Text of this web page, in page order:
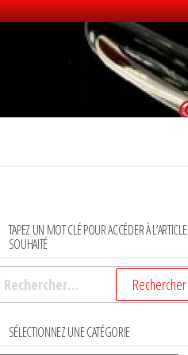
TAPEZ UN MOT CLÉ POUR ACCÉDER À L’ARTICLE
SOUHAITÉ
Rechercher :
SÉLECTIONNEZ UNE CATÉGORIE